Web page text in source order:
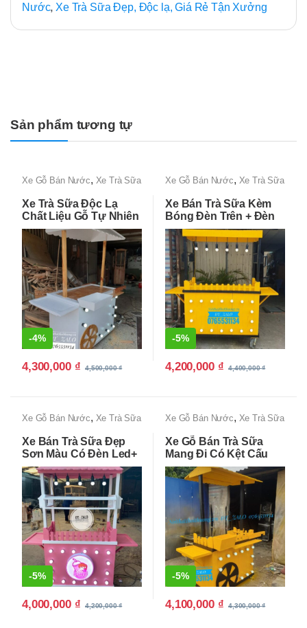
Nước, Xe Trà Sữa Đẹp, Độc lạ, Giá Rẻ Tận Xưởng
Sản phẩm tương tự
Xe Gỗ Bán Nước, Xe Trà Sữa
Xưởng
Xe Trà Sữa Độc Lạ
Chất Liệu Gỗ Tự Nhiên
-4%
4,300,000 ₫ 4,500,000₫
Xe Gỗ Bán Nước, Xe Trà Sữa
Xưởng
Xe Bán Trà Sữa Kèm
Bóng Đèn Trên + Đèn
Dưới
-5%
4,200,000 ₫ 4,400,000₫
Xe Gỗ Bán Nước, Xe Trà Sữa
Xưởng
Xe Bán Trà Sữa Đẹp
Sơn Màu Có Đèn Led+
Logo
-5%
4,000,000 ₫ 4,200,000₫
Xe Gỗ Bán Nước, Xe Trà Sữa
Xưởng
Xe Gỗ Bán Trà Sữa
Mang Đi Có Kệt Cấu
Đẹp
-5%
4,100,000 ₫ 4,300,000₫